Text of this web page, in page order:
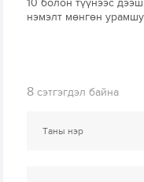
10 болон түүнээс
нэмэлт мөнгөн
8 сэтгэгдэл байна